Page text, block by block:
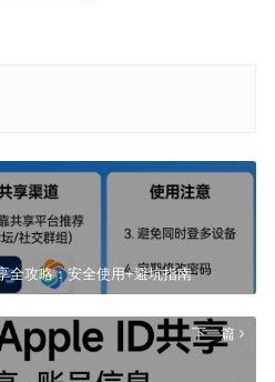
全攻略：安全使用+避坑指南
下一篇